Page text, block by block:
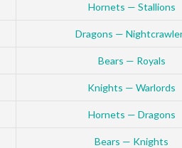
Hornets — Stallions
Dragons —
Bears — Royals
Knights — Warlords
Hornets — Dragons
Bears — Knights